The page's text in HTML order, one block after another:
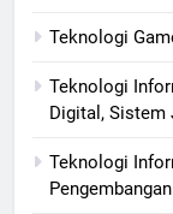
Teknologi
Teknologi
Digital, Sistem
Teknologi